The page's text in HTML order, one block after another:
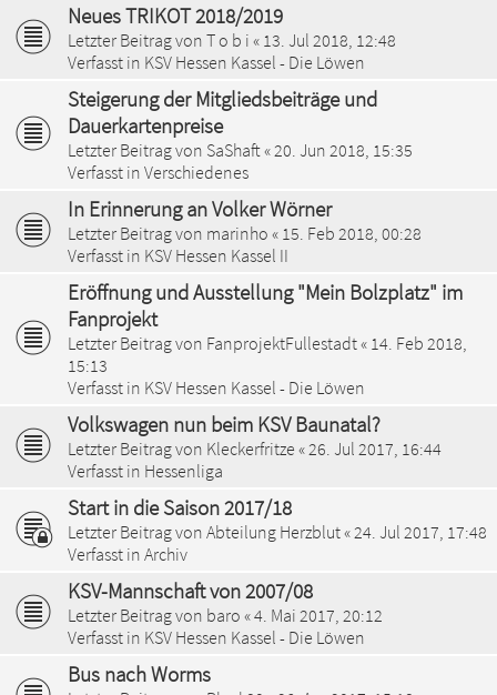
Neues TRIKOT 2018/2019
Letzter Beitrag von T o b i « 13. Jul 2018, 12:48
Verfasst in KSV Hessen Kassel - Die Löwen
Steigerung der Mitgliedsbeiträge und
Dauerkartenpreise
Letzter Beitrag von SaShaft« 20. Jun 2018, 15:35
Verfasst in Verschiedenes
In Erinnerung an Volker Wörner
Letzter Beitrag von marinho « 15. Feb 2018, 00:28
Verfasst in KSV Hessen Kassel II
Eröffnung und Ausstellung "Mein Bolzplatz" im
Fanprojekt
Letzter Beitrag von FanprojektFullestadt« 14. Feb 2018,
15:13
Verfasst in KSV Hessen Kassel - Die Löwen
Volkswagen nun beim KSV Baunatal?
Letzter Beitrag von Kleckerfritze « 26. Jul 2017, 16:44
Verfasst in Hessenliga
Start in die Saison 2017/18
Letzter Beitrag von Abteilung Herzblut« 24. Jul 2017, 17:48
Verfasst in Archiv
KSV-Mannschaft von 2007/08
Letzter Beitrag von baro «4. Mai 2017, 20:12
Verfasst in KSV Hessen Kassel - Die Löwen
Bus nach Worms